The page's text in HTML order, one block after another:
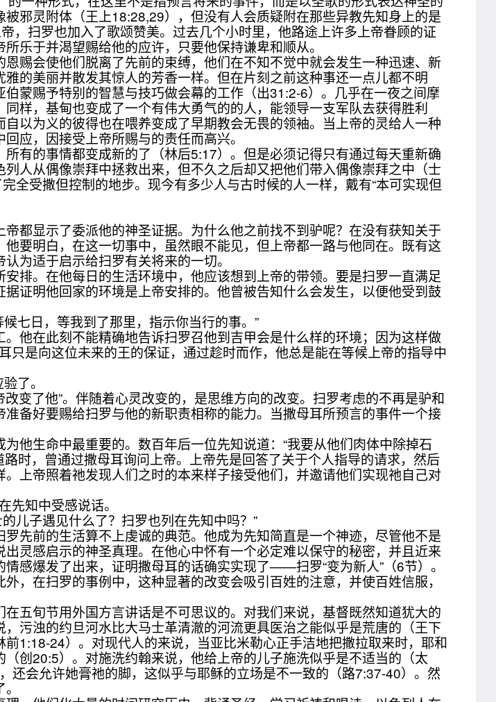
邪灵附体（王上18:28,29），但没有人会质疑附在那些异教先知身上的是
，扫罗也加入了歌颂赞美。过去几个小时里，他路途上许多上帝眷顾的证
乐于并渴望赐给他的应许，只要他保持谦卑和顺从。
会使他们脱离了先前的束缚，他们在不知不觉中就会发生一种迅速、新
的美丽并散发其惊人的芳香一样。但在片刻之前这种事还一点儿都不明
蒙赐予特别的智慧与技巧做会幕的工作（出31:2-6）。几乎在一夜之间摩
样，基甸也变成了一个有伟大勇气的的人，能领导一支军队去获得胜利
以为义的彼得也在喂养变成了早期教会无畏的领袖。当上帝的灵给人一种
应，因接受上帝所赐与的责任而高兴。
的事情都变成新的了（林后5:17）。但是必须记得只有通过每天重新确
人从偶像崇拜中拯救出来，但不久之后却又把他们带入偶像崇拜之中（士
受撒但控制的地步。现今有多少人与古时候的人一样，戴有“本可实现但
显示了委派他的神圣证据。为什么他之前找不到驴呢？在没有获知关于
要明白，在这一切事中，虽然眼不能见，但上帝都一路与他同在。既有这
为适于启示给扫罗有关将来的一切。
。在他每日的生活环境中，他应该想到上帝的带领。要是扫罗一直满足
证明他回家的环境是上帝安排的。他曾被告知什么会发生，以便他受到鼓
七日，等我到了那里，指示你当行的事。”
在此刻不能精确地告诉扫罗召他到吉甲会是什么样的环境；因为这样做
是向这位未来的王的保证，通过趁时而作，他总是能在等候上帝的指导中
了。
变了他”。伴随着心灵改变的，是思维方向的改变。扫罗考虑的不再是驴和
备好要赐给扫罗与他的新职责相称的能力。当撒母耳所预言的事件一个接
生命中最重要的。数百年后一位先知说道：“我要从他们肉体中除掉石
时，曾通过撒母耳询问上帝。上帝先是回答了关于个人指导的请求，然后
上帝照着祂发现人们之时的本来样子接受他们，并邀请他们实现祂自己对
知中受感说话。
儿子遇见什么了？扫罗也列在先知中吗？”
前的生活算不上虔诚的典范。他成为先知简直是一个神迹，尽管他不是
灵感启示的神圣真理。在他心中怀有一个必定难以保守的秘密，并且近来
感爆发了出来，证明撒母耳的话确实实现了——扫罗“变为新人”（6节）。
，在扫罗的事例中，这种显著的改变会吸引百姓的注意，并使百姓信服，
旬节用外国方言讲话是不可思议的。对我们来说，基督既然知道犹大的
污浊的约旦河水比大马士革清澈的河流更具医治之能似乎是荒唐的（王下
1:18-24）。对现代人的来说，当亚比米勒心正手洁地把撒拉取来时，耶和
创20:5）。对施洗约翰来说，他给上帝的儿子施洗似乎是不适当的（太
会允许她膏祂的脚，这似乎与耶稣的立场是不一致的（路7:37-40）。然